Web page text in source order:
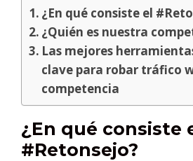
¿En qué consiste el
¿Quién es nuestra
Las mejores
clave para robar tráfico
competencia
¿En qué consiste
#Retonsejo?